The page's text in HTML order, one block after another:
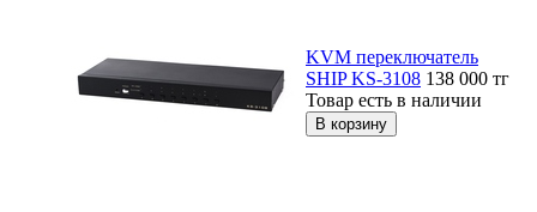
KVM переключатель
SHIP KS-3108 138 000 тг
Товар есть в наличии